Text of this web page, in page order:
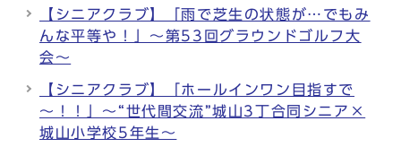
【シニアクラブ】「雨で芝生の状態が…でもみ
んな平等や！」～第53回グラウンドゴルフ大
会～
【シニアクラブ】「ホールインワン目指すで
～！！」～“世代間交流”城山3丁合同シニア×
城山小学校5年生～